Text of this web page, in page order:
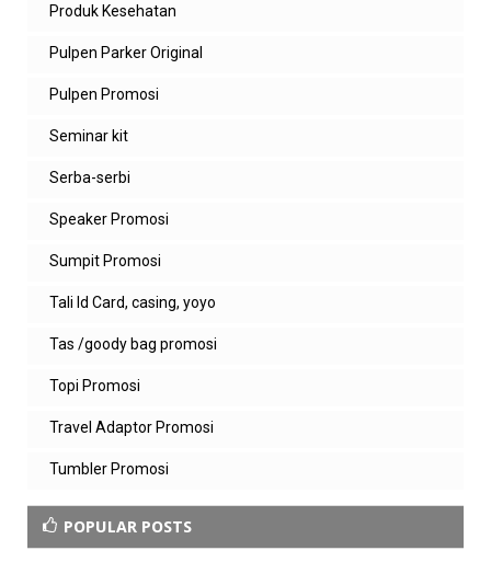
Produk Kesehatan
Pulpen Parker Original
Pulpen Promosi
Seminar kit
Serba-serbi
Speaker Promosi
Sumpit Promosi
Tali Id Card, casing, yoyo
Tas /goody bag promosi
Topi Promosi
Travel Adaptor Promosi
Tumbler Promosi
POPULAR POSTS